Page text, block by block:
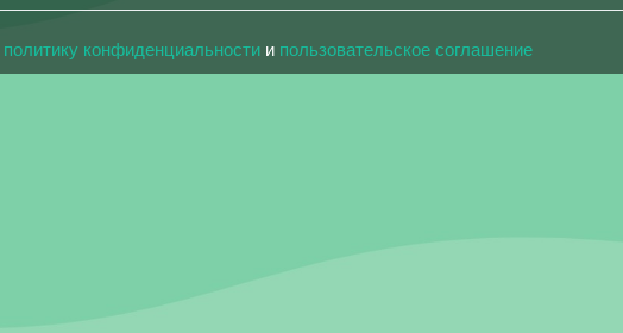
политику конфиденциальности и пользовательское соглашение